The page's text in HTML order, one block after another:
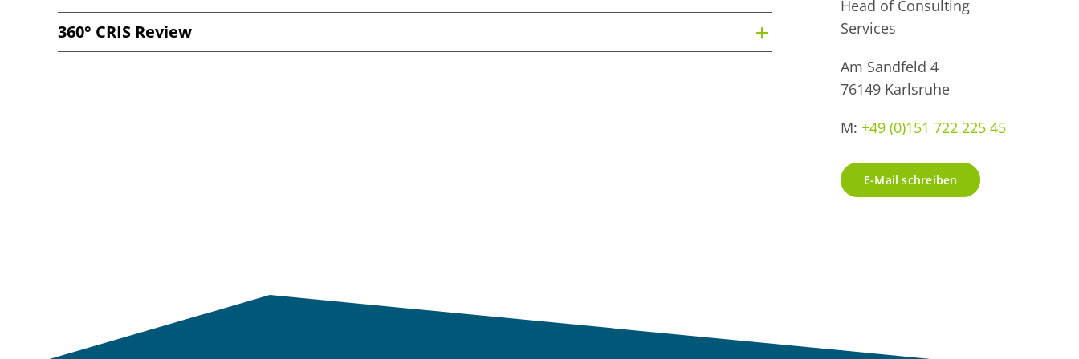
360° CRIS Review
Head of Consulting
Services
Am Sandfeld 4
76149 Karlsruhe
M: +49 (0)151 722 225 45
E-Mail schreiben